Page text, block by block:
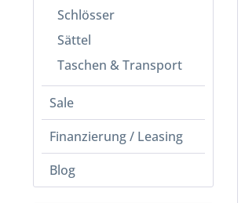
Schlösser
Sättel
Taschen & Transport
Sale
Finanzierung / Leasing
Blog